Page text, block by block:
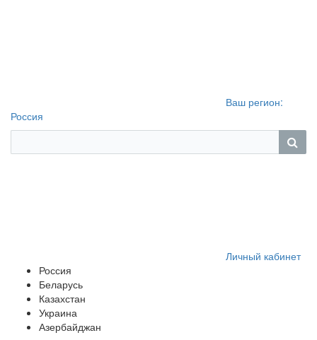
Ваш регион:
Россия
Личный кабинет
Россия
Беларусь
Казахстан
Украина
Азербайджан